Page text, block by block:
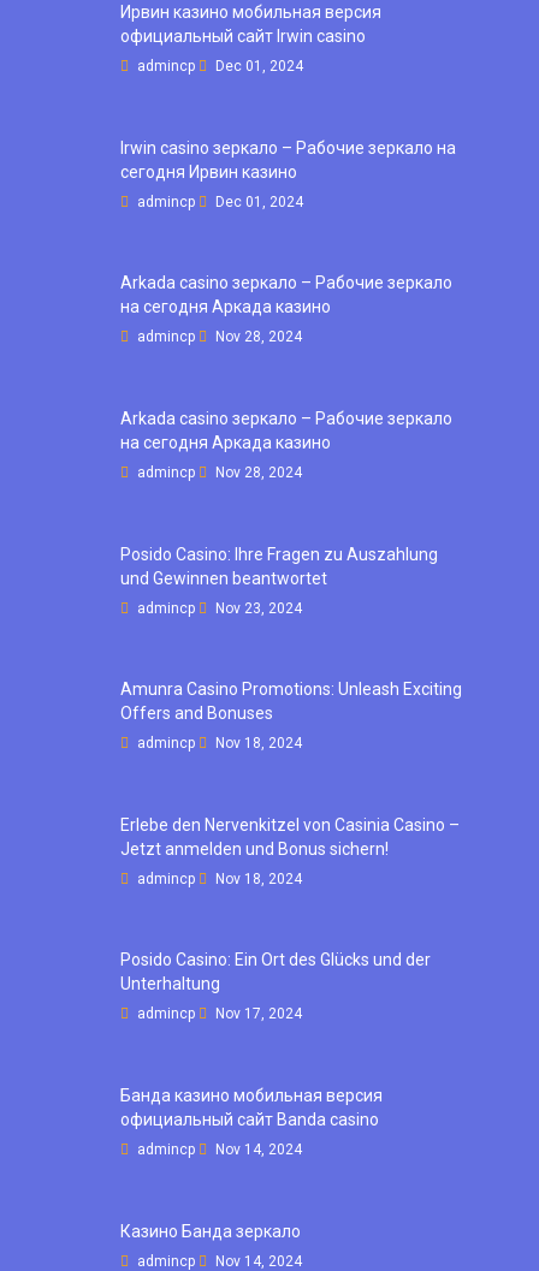
Ирвин казино мобильная версия
официальный сайт Irwin casino
admincp Dec 01, 2024
Irwin casino зеркало – Рабочие зеркало на
сегодня Ирвин казино
admincp Dec 01, 2024
Arkada casino зеркало – Рабочие зеркало
на сегодня Аркада казино
admincp Nov 28, 2024
Arkada casino зеркало – Рабочие зеркало
на сегодня Аркада казино
admincp Nov 28, 2024
Posido Casino: Ihre Fragen zu Auszahlung
und Gewinnen beantwortet
admincp Nov 23, 2024
Amunra Casino Promotions: Unleash Exciting
Offers and Bonuses
admincp Nov 18, 2024
Erlebe den Nervenkitzel von Casinia Casino –
Jetzt anmelden und Bonus sichern!
admincp Nov 18, 2024
Posido Casino: Ein Ort des Glücks und der
Unterhaltung
admincp Nov 17, 2024
Банда казино мобильная версия
официальный сайт Banda casino
admincp Nov 14, 2024
Казино Банда зеркало
admincp Nov 14, 2024